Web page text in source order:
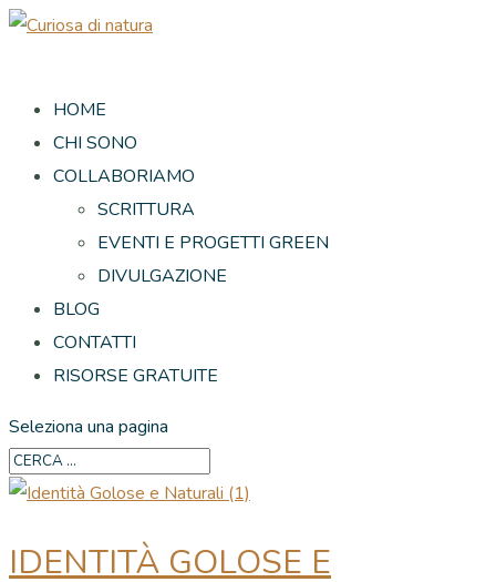
HOME
CHI SONO
COLLABORIAMO
SCRITTURA
EVENTI E PROGETTI GREEN
DIVULGAZIONE
BLOG
CONTATTI
RISORSE GRATUITE
Seleziona una pagina
IDENTITÀ GOLOSE E